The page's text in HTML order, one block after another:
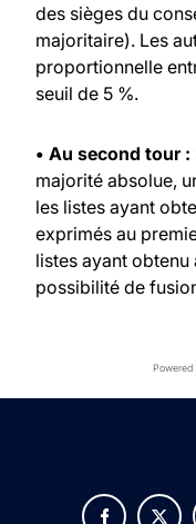
des sièges du
majoritaire). Les
proportionnelle
seuil de 5 %.
• Au second tour :
majorité absolue,
les listes ayant
exprimés au
listes ayant
possibilité de